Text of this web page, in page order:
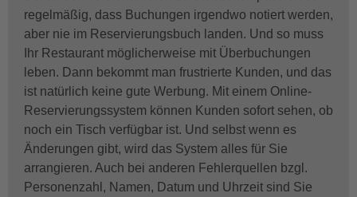
regelmäßig, dass Buchungen irgendwo notiert werden,
aber nie im Reservierungsbuch landen. Und so muss
Ihr Restaurant möglicherweise mit Überbuchungen
leben. Dann bekommt man frustrierte Kunden, und das
ist natürlich keine gute Werbung. Mit einem Online-
Reservierungssystem können Kunden sofort sehen, ob
noch ein Tisch verfügbar ist. Und selbst wenn es
Änderungen gibt, wird das System alles für Sie
arrangieren. Auch bei anderen Fehlerquellen bzgl.
Personenzahl, Namen, Datum und Uhrzeit sind Sie